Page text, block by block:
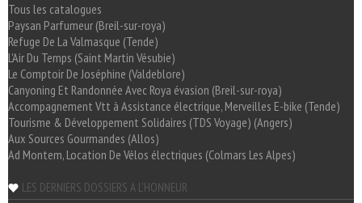
Tous les catalogues
Paysan Parfumeur (Breil-sur-roya)
Refuge De La Valmasque (Tende)
L'Air Du Temps (Saint Martin Vésubie)
Le Comptoir De Joséphine (Valdeblore)
Canyoning Et Randonnée Avec Roya évasion (Breil-sur-roya)
Accompagnement Vtt à Assistance électrique, Merveilles E-bike (Tende)
Tourisme & Développement Solidaires (TDS Voyage) (Angers)
Aux Sources Gourmandes (Allos)
Ad Montem, Location De Vélos électriques (Colmars Les Alpes)
LES DERNIERS DOSSIERS A L'HONNEUR